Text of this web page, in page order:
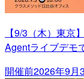
【9/3（木）東京
Agentライブデモ
開催前2026年9月